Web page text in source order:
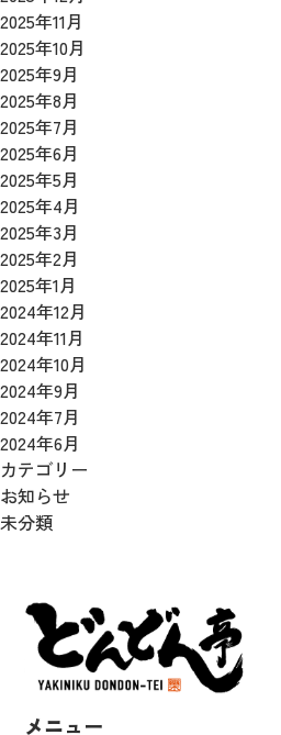
2025年11月
2025年10月
2025年9月
2025年8月
2025年7月
2025年6月
2025年5月
2025年4月
2025年3月
2025年2月
2025年1月
2024年12月
2024年11月
2024年10月
2024年9月
2024年7月
2024年6月
カテゴリー
お知らせ
未分類
メニュー